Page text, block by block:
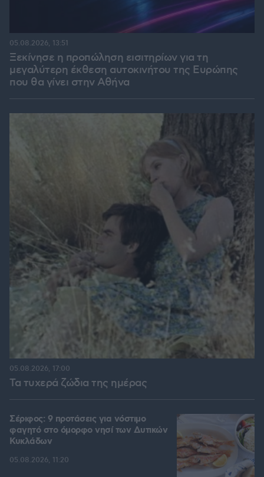
Ξεκίνησε η προπώληση εισιτηρίων για τη
μεγαλύτερη έκθεση αυτοκινήτου της Ευρώπης
που θα γίνει στην Αθήνα
05.08.2026, 13:51
Τα τυχερά ζώδια της ημέρας
05.08.2026, 17:00
Σέριφος: 9 προτάσεις για νόστιμο
φαγητό στο όμορφο νησί των Δυτικών
Κυκλάδων
05.08.2026, 11:20